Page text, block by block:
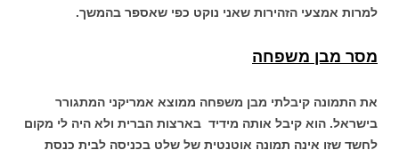
למרות אמצעי הזהירות שאני נוקט כפי שאספר בהמשך.
מסר מבן משפחה
את התמונה קיבלתי מבן משפחה ממוצא אמריקני המתגורר
בישראל. הוא קיבל אותה מידיד בארצות הברית ולא היה לי מקום
לחשד שזו אינה תמונה אוטנטית של שלט בכניסה לבית כנסת